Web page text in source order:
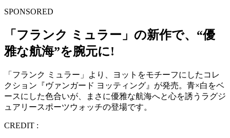
SPONSORED
「フランク ミュラー」の新作で、“優
雅な航海”を腕元に!
「フランク ミュラー」より、ヨットをモチーフにしたコレ
クション『ヴァンガード ヨッティング』が発売。青×白をベ
ースにした色合いが、まさに優雅な航海へと心を誘うラグジ
ュアリースポーツウォッチの登場です。
CREDIT :